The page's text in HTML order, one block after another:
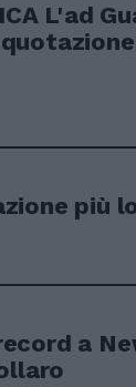
L'ad
più
a